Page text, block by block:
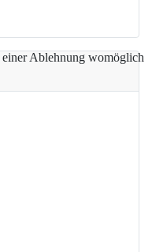
einer Ablehnung womöglich